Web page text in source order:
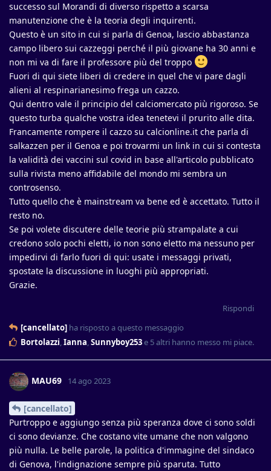
successo sul Morandi di diverso rispetto a scarsa
manutenzione che è la teoria degli inquirenti.
Questo è un sito in cui si parla di Genoa, lascio abbastanza
campo libero sui cazzeggi perché il più giovane ha 30 anni e
non mi va di fare il professore più del troppo
Fuori di qui siete liberi di credere in quel che vi pare dagli
alieni al respinarianesimo frega un cazzo.
Qui dentro vale il principio del calciomercato più rigoroso. Se
questo turba qualche vostra idea tenetevi il prurito alle dita.
Francamente rompere il cazzo su calcionline.it che parla di
salkazzen per il Genoa e poi trovarmi un link in cui si contesta
la validità dei vaccini sul covid in base all'articolo pubblicato
sulla rivista meno affidabile del mondo mi sembra un
controsenso.
Tutto quello che è mainstream va bene ed è accettato. Tutto il
resto no.
Se poi volete discutere delle teorie più strampalate a cui
credono solo pochi eletti, io non sono eletto ma nessuno per
impedirvi di farlo fuori di qui: usate i messaggi privati,
spostate la discussione in luoghi più appropriati.
Grazie.
Rispondi
[cancellato] ha risposto a questo messaggio
Bortolazzi,Ianna,Sunnyboy253e 5altri hanno messo mi piace.
MAU69 14 ago 2023
[cancellato]
Purtroppo e aggiungo senza più speranza dove ci sono soldi
ci sono devianze. Che costano vite umane che non valgono
più nulla. Le belle parole, la politica d'immagine del sindaco
di Genova, l'indignazione sempre più sparuta. Tutto